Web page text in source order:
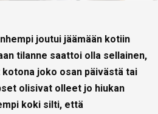
joutui jäämään kotiin
tilanne saattoi olla sellainen,
joko osan päivästä tai
olisivat olleet jo hiukan
koki silti, että